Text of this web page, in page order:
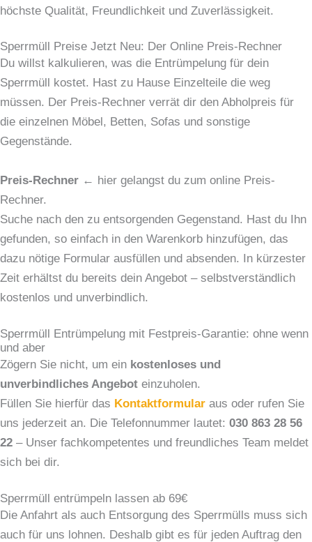
höchste Qualität, Freundlichkeit und Zuverlässigkeit.
Sperrmüll Preise Jetzt Neu: Der Online Preis-Rechner
Du willst kalkulieren, was die Entrümpelung für dein
Sperrmüll kostet. Hast zu Hause Einzelteile die weg
müssen. Der Preis-Rechner verrät dir den Abholpreis für
die einzelnen Möbel, Betten, Sofas und sonstige
Gegenstände.
Preis-Rechner ← hier gelangst du zum online Preis-
Rechner.
Suche nach den zu entsorgenden Gegenstand. Hast du Ihn
gefunden, so einfach in den Warenkorb hinzufügen, das
dazu nötige Formular ausfüllen und absenden. In kürzester
Zeit erhältst du bereits dein Angebot – selbstverständlich
kostenlos und unverbindlich.
Sperrmüll Entrümpelung mit Festpreis-Garantie: ohne wenn
und aber
Zögern Sie nicht, um ein kostenloses und
unverbindliches Angebot einzuholen.
Füllen Sie hierfür das Kontaktformular aus oder rufen Sie
uns jederzeit an. Die Telefonnummer lautet: 030 863 28 56
22 – Unser fachkompetentes und freundliches Team meldet
sich bei dir.
Sperrmüll entrümpeln lassen ab 69€
Die Anfahrt als auch Entsorgung des Sperrmülls muss sich
auch für uns lohnen. Deshalb gibt es für jeden Auftrag den